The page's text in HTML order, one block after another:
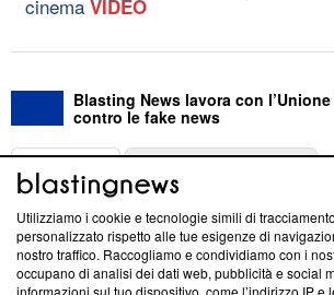
cinema VIDEO
Blasting News lavora con
contro le fake news
ABOUT
Questa sezione offre informazioni
News, sui nostri processi editoriali e su
creare news di qualità. Inoltre, afferma la
Utilizziamo i cookie e tecnologie simili di
personalizzato rispetto alle tue esigenze di
nostro traffico. Raccogliamo e condividiamo con i
occupano di analisi dei dati web, pubblicità e social
informazioni sul tuo dispositivo, come l’indirizzo IP e